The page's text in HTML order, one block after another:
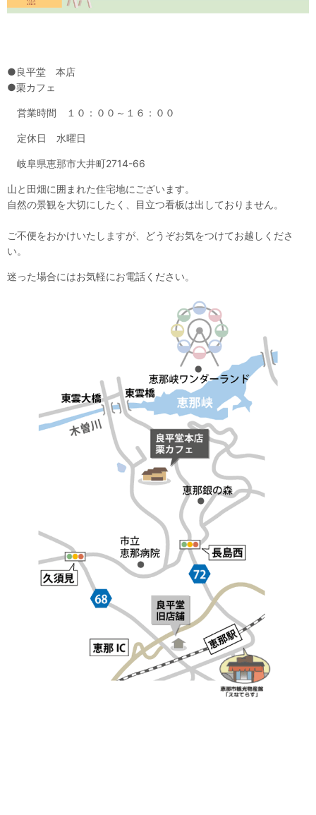
●良平堂 本店
●栗カフェ
営業時間 １０：００～１６：００
定休日 水曜日
岐阜県恵那市大井町2714-66
山と田畑に囲まれた住宅地にございます。
自然の景観を大切にしたく、目立つ看板は出しておりません。
ご不便をおかけいたしますが、どうぞお気をつけてお越しくださ
い。
迷った場合にはお気軽にお電話ください。